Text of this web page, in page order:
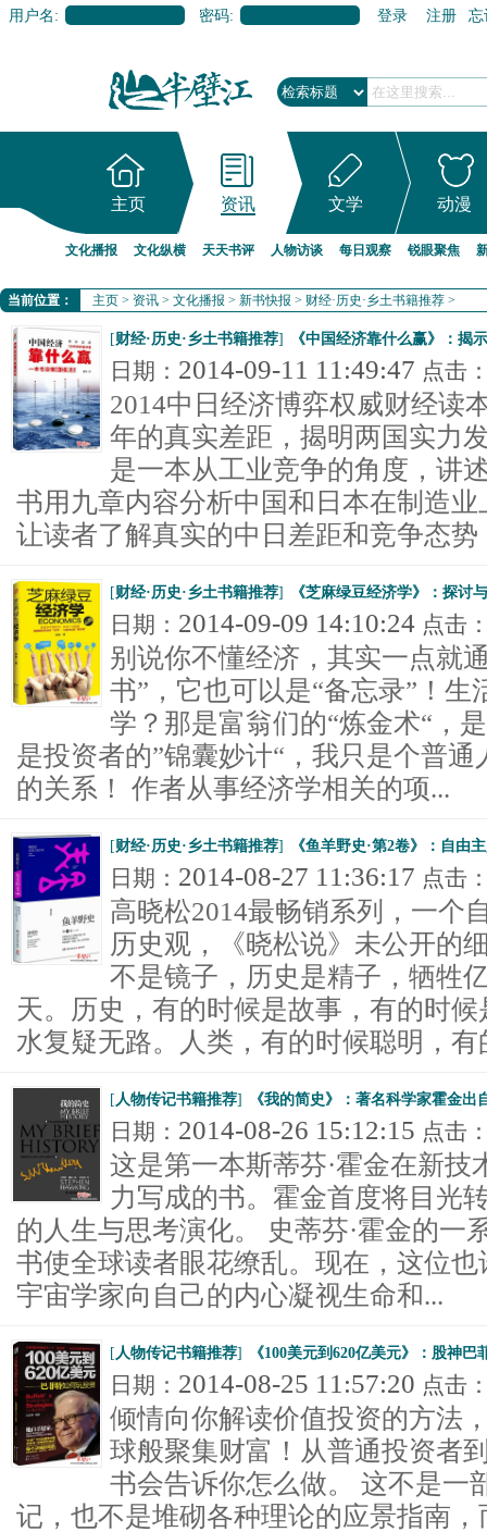
用户名: 密码: 登录 注册 忘
主页 资讯 文学 动漫
文化播报 文化纵横 天天书评 人物访谈 每日观察 锐眼聚焦
当前位置： 主页 > 资讯 > 文化播报 > 新书快报 > 财经·历史·乡土书籍推荐 >
[财经·历史·乡土书籍推荐] 《中国经济靠什么赢》：揭
日期： 2014-09-11 11:49:47 点击
2014中日经济博弈权威财经读
年的真实差距，揭明两国实力
是一本从工业竞争的角度，讲
书用九章内容分析中国和日本在制造
让读者了解真实的中日差距和竞争态势
[财经·历史·乡土书籍推荐] 《芝麻绿豆经济学》：探讨
日期： 2014-09-09 14:10:24 点击
别说你不懂经济，其实一点就
书”，它也可以是“备忘录”！
学？那是富翁们的“炼金术“，
是投资者的”锦囊妙计“，我只是个普
的关系！ 作者从事经济学相关的项...
[财经·历史·乡土书籍推荐] 《鱼羊野史·第2卷》：自由
日期： 2014-08-27 11:36:17 点击
高晓松2014最畅销系列，一个
历史观，《晓松说》未公开的
不是镜子，历史是精子，牺牲
天。历史，有的时候是故事，有的时
水复疑无路。人类，有的时候聪明，有
[ 人物传记书籍推荐] 《我的简史》：著名科学家霍金出
日期： 2014-08-26 15:12:15 点击
这是第一本斯蒂芬·霍金在新技
力写成的书。霍金首度将目光
的人生与思考演化。 史蒂芬·霍金的一
书使全球读者眼花缭乱。现在，这位
宇宙学家向自己的内心凝视生命和...
[ 人物传记书籍推荐] 《100美元到620亿美元》：股神
日期： 2014-08-25 11:57:20 点击
倾情向你解读价值投资的方法
球般聚集财富！从普通投资者
书会告诉你怎么做。 这不是一
记，也不是堆砌各种理论的应景指南